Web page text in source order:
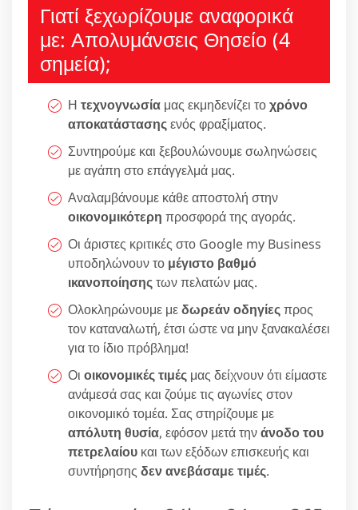
Γιατί ξεχωρίζουμε αναφορικά
με: Απολυμάνσεις Θησείο (4
σημεία);
Η τεχνογνωσία μας εκμηδενίζει τοχρόνο
αποκατάστασηςενός φραξίματος.
Συντηρούμε και ξεβουλώνουμε σωληνώσεις
με αγάπη στο επάγγελμά μας.
Αναλαμβάνουμε κάθε αποστολή στην
οικονομικότερη προσφορά της αγοράς.
Οι άριστες κριτικές στο Google my Business
υποδηλώνουν το μέγιστο βαθμό
ικανοποίησηςτων πελατών μας.
Ολοκληρώνουμε μεδωρεάν οδηγίεςπρος
τον καταναλωτή, έτσι ώστε να μην ξανακαλέσει
για το ίδιο πρόβλημα!
Οι οικονομικές τιμές μας δείχνουν ότι είμαστε
ανάμεσά σας και ζούμε τις αγωνίες στον
οικονομικό τομέα. Σας στηρίζουμε με
απόλυτη θυσία, εφόσον μετά τηνάνοδο του
πετρελαίου και των εξόδων επισκευής και
συντήρησης δεν ανεβάσαμε τιμές.